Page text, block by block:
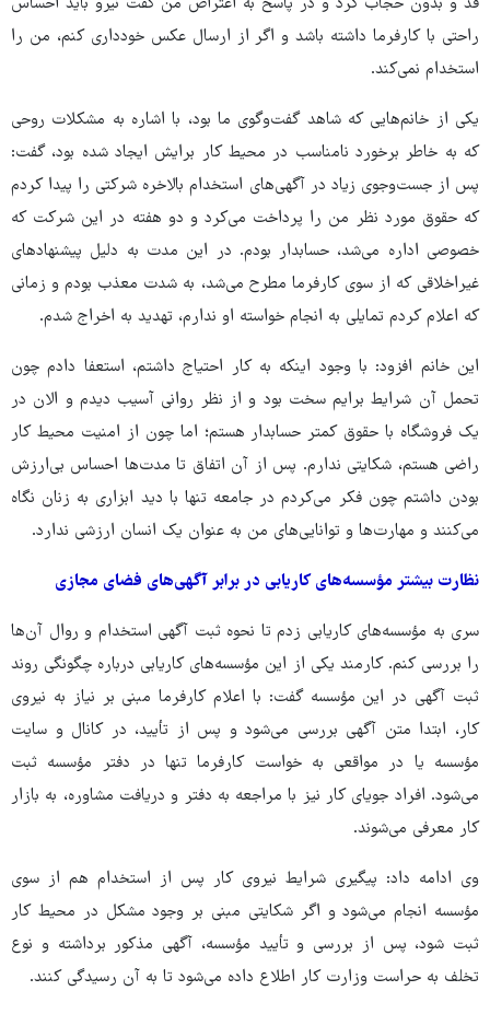
راحتی با کارفرما داشته باشد و اگر از ارسال عکس خودداری کنم، من را
استخدام نمی‌کند.
یکی از خانم‌هایی که شاهد گفت‌وگوی ما بود، با اشاره به مشکلات روحی
که به خاطر برخورد نامناسب در محیط کار برایش ایجاد شده بود، گفت:
پس از جست‌وجوی زیاد در آگهی‌های استخدام بالاخره شرکتی را پیدا کردم
که حقوق مورد نظر من را پرداخت می‌کرد و دو هفته در این شرکت که
خصوصی اداره می‌شد، حسابدار بودم. در این مدت به دلیل پیشنهادهای
غیراخلاقی که از سوی کارفرما مطرح می‌شد، به شدت معذب بودم و زمانی
که اعلام کردم تمایلی به انجام خواسته او ندارم، تهدید به اخراج شدم.
این خانم افزود: با وجود اینکه به کار احتیاج داشتم، استعفا دادم چون
تحمل آن شرایط برایم سخت بود و از نظر روانی آسیب دیدم و الان در
یک فروشگاه با حقوق کمتر حسابدار هستم؛ اما چون از امنیت محیط کار
راضی هستم، شکایتی ندارم. پس از آن اتفاق تا مدت‌ها احساس بی‌ارزش
بودن داشتم چون فکر می‌کردم در جامعه تنها با دید ابزاری به زنان نگاه
می‌کنند و مهارت‌ها و توانایی‌های من به عنوان یک انسان ارزشی ندارد.
نظارت بیشتر مؤسسه‌های کاریابی در برابر آگهی‌های فضای مجازی
سری به مؤسسه‌های کاریابی زدم تا نحوه ثبت آگهی استخدام و روال آن‌ها
را بررسی کنم. کارمند یکی از این مؤسسه‌های کاریابی درباره چگونگی روند
ثبت آگهی در این مؤسسه گفت: با اعلام کارفرما مبنی بر نیاز به نیروی
کار، ابتدا متن آگهی بررسی می‌شود و پس از تأیید، در کانال و سایت
مؤسسه یا در مواقعی به خواست کارفرما تنها در دفتر مؤسسه ثبت
می‌شود. افراد جویای کار نیز با مراجعه به دفتر و دریافت مشاوره، به بازار
کار معرفی می‌شوند.
وی ادامه داد: پیگیری شرایط نیروی کار پس از استخدام هم از سوی
مؤسسه انجام می‌شود و اگر شکایتی مبنی بر وجود مشکل در محیط کار
ثبت شود، پس از بررسی و تأیید مؤسسه، آگهی مذکور برداشته و نوع
تخلف به حراست وزارت کار اطلاع داده می‌شود تا به آن رسیدگی کنند.